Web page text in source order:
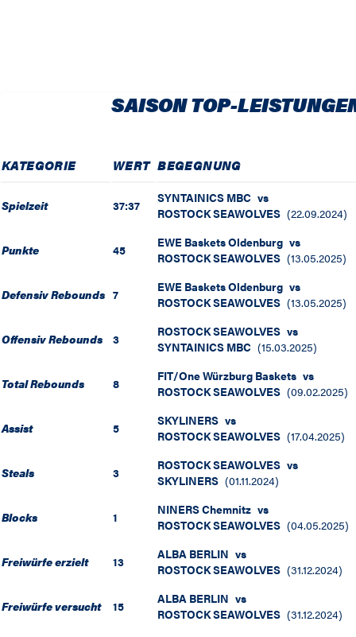
SAISON TOP-
KATEGORIE WERT BEGEGNUNG
Spielzeit 37:37 SYNTAINICS MBC vs
ROSTOCK SEAWOLVES (22.09.2024)
Punkte 45 EWE Baskets Oldenburg vs
ROSTOCK SEAWOLVES (13.05.2025)
Defensiv Rebounds 7 EWE Baskets Oldenburg vs
ROSTOCK SEAWOLVES (13.05.2025)
Offensiv Rebounds 3 ROSTOCK SEAWOLVES vs
SYNTAINICS MBC (15.03.2025)
Total Rebounds 8 FIT/One Würzburg Baskets vs
ROSTOCK SEAWOLVES (09.02.2025)
Assist 5 SKYLINERS vs
ROSTOCK SEAWOLVES (17.04.2025)
Steals 3 ROSTOCK SEAWOLVES vs
SKYLINERS (01.11.2024)
Blocks 1 NINERS Chemnitz vs
ROSTOCK SEAWOLVES (04.05.2025)
Freiwürfe erzielt 13 ALBA BERLIN vs
ROSTOCK SEAWOLVES (31.12.2024)
Freiwürfe versucht 15 ALBA BERLIN vs
ROSTOCK SEAWOLVES (31.12.2024)